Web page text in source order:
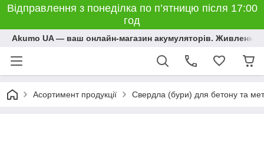
Відправлення з понеділка по п’ятницю після 17:00
год
Akumo UA — ваш онлайн-магазин акумуляторів. Живлення,
Асортимент продукції Свердла (бури) для бетону та